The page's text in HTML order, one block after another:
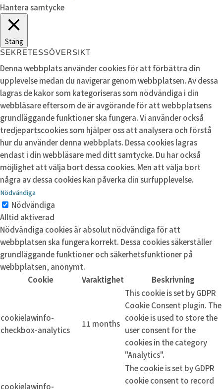
Hantera samtycke
Stäng
SEKRETESSÖVERSIKT
Denna webbplats använder cookies för att förbättra din
upplevelse medan du navigerar genom webbplatsen. Av dessa
lagras de kakor som kategoriseras som nödvändiga i din
webbläsare eftersom de är avgörande för att webbplatsens
grundläggande funktioner ska fungera. Vi använder också
tredjepartscookies som hjälper oss att analysera och förstå
hur du använder denna webbplats. Dessa cookies lagras
endast i din webbläsare med ditt samtycke. Du har också
möjlighet att välja bort dessa cookies. Men att välja bort
några av dessa cookies kan påverka din surfupplevelse.
Nödvändiga
Nödvändiga
Alltid aktiverad
Nödvändiga cookies är absolut nödvändiga för att
webbplatsen ska fungera korrekt. Dessa cookies säkerställer
grundläggande funktioner och säkerhetsfunktioner på
webbplatsen, anonymt.
Cookie
Varaktighet Beskrivning
cookielawinfo-
checkbox-analytics
11 months
This cookie is set by GDPR
Cookie Consent plugin. The
cookie is used to store the
user consent for the
cookies in the category
"Analytics".
cookielawinfo-
The cookie is set by GDPR
cookie consent to record